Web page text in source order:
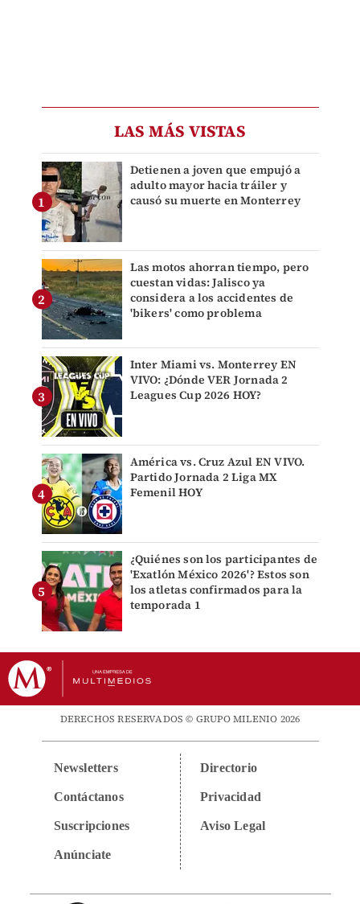
LAS MÁS VISTAS
Detienen a joven que empujó a
adulto mayor hacia tráiler y
causó su muerte en Monterrey
Las motos ahorran tiempo, pero
cuestan vidas: Jalisco ya
considera a los accidentes de
'bikers' como problema
Inter Miami vs. Monterrey EN
VIVO: ¿Dónde VER Jornada 2
Leagues Cup 2026 HOY?
América vs. Cruz Azul EN VIVO.
Partido Jornada 2 Liga MX
Femenil HOY
¿Quiénes son los participantes de
'Exatlón México 2026'? Estos son
los atletas confirmados para la
temporada 1
DERECHOS RESERVADOS © GRUPO MILENIO 2026
Newsletters
Contáctanos
Suscripciones
Anúnciate
Directorio
Privacidad
Aviso Legal